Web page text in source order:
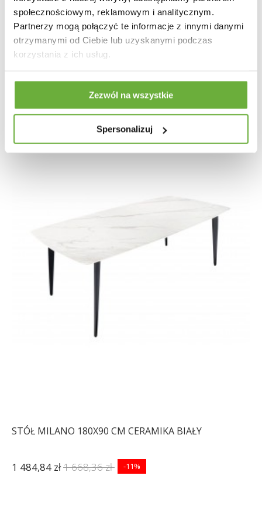
społecznościowym, reklamowym i analitycznym.
Partnerzy mogą połączyć te informacje z innymi danymi
otrzymanymi od Ciebie lub uzyskanymi podczas
korzystania z ich usług.
Zezwól na wszystkie
Spersonalizuj
STÓŁ NAXOS 130CM MARMUR BEŻOWY
STÓŁ MILANO 180X90 CM CERAMIKA BIAŁY
1 484,84 zł1 668,36 zł -11%